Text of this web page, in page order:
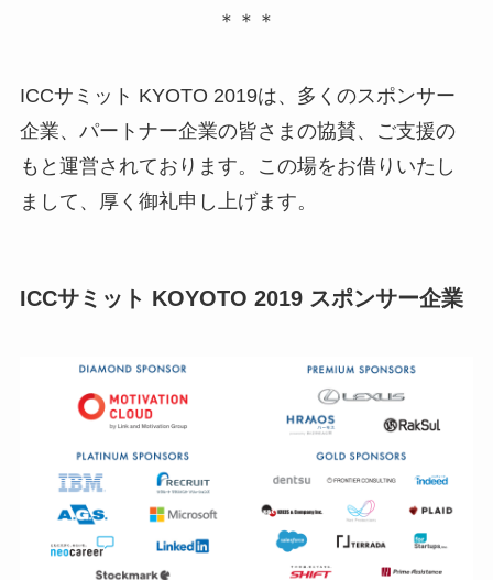
＊＊＊
ICCサミット KYOTO 2019は、多くのスポンサー
企業、パートナー企業の皆さまの協賛、ご支援の
もと運営されております。この場をお借りいたし
まして、厚く御礼申し上げます。
ICCサミット KOYOTO 2019 スポンサー企業